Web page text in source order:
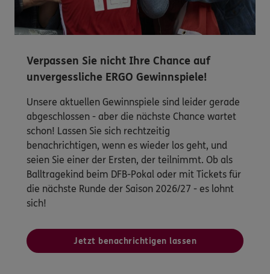
Verpassen Sie nicht Ihre Chance auf
unvergessliche ERGO Gewinnspiele!
Unsere aktuellen Gewinnspiele sind leider gerade
abgeschlossen - aber die nächste Chance wartet
schon! Lassen Sie sich rechtzeitig
benachrichtigen, wenn es wieder los geht, und
seien Sie einer der Ersten, der teilnimmt. Ob als
Balltragekind beim DFB-Pokal oder mit Tickets für
die nächste Runde der Saison 2026/27 - es lohnt
sich!
Jetzt benachrichtigen lassen